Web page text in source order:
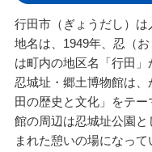
行田市（ぎょうだし）は
地名は、1949年、忍（
は町内の地区名「行田」
忍城址・郷土博物館は
田の歴史と文化」をテ
館の周辺は忍城址公園
まれた憩いの場になっ